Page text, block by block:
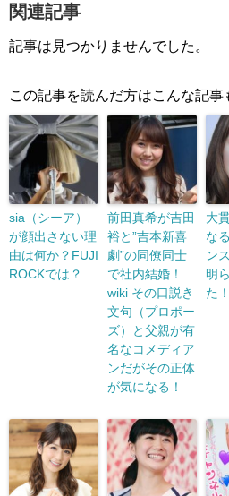
関連記事
記事は見つかりませんでした。
この記事を読んだ方はこんな記事
sia（シーア）
が顔出さない理
由は何か？FUJI
ROCKでは？
前田真希が吉田
裕と”吉本新喜
劇”の同僚同士
で社内結婚！
wiki その口説き
文句（プロポー
ズ）と父親が有
名なコメディア
ンだがその正体
が気になる！
大
な
ン
明
た！